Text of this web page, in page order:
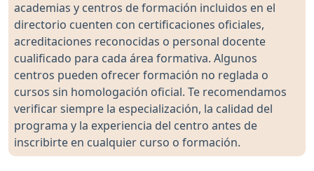
academias y centros de formación incluidos en el
directorio cuenten con certificaciones oficiales,
acreditaciones reconocidas o personal docente
cualificado para cada área formativa. Algunos
centros pueden ofrecer formación no reglada o
cursos sin homologación oficial. Te recomendamos
verificar siempre la especialización, la calidad del
programa y la experiencia del centro antes de
inscribirte en cualquier curso o formación.